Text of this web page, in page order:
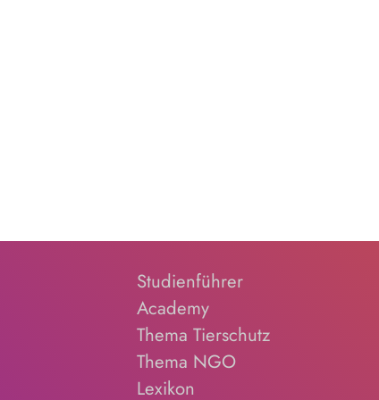
Studienführer
Academy
Thema Tierschutz
Thema NGO
Lexikon